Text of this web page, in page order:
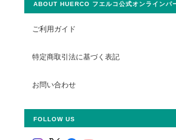
ABOUT HUERCO フエルコ公式オンラインパ
ご利用ガイド
特定商取引法に基づく表記
お問い合わせ
FOLLOW US